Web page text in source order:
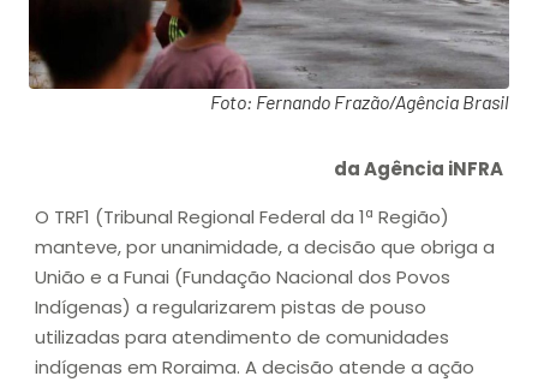
Foto: Fernando Frazão/Agência Brasil
da Agência iNFRA
O TRF1 (Tribunal Regional Federal da 1ª Região)
manteve, por unanimidade, a decisão que obriga a
União e a Funai (Fundação Nacional dos Povos
Indígenas) a regularizarem pistas de pouso
utilizadas para atendimento de comunidades
indígenas em Roraima. A decisão atende a ação